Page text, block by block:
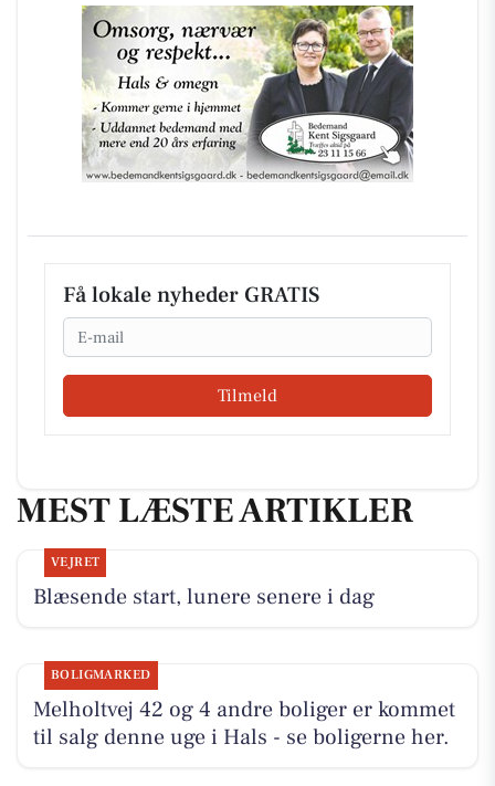
Få lokale nyheder GRATIS
Email
Tilmeld
MEST LÆSTE ARTIKLER
VEJRET
Blæsende start, lunere senere i dag
BOLIGMARKED
Melholtvej 42 og 4 andre boliger er kommet
til salg denne uge i Hals - se boligerne her.